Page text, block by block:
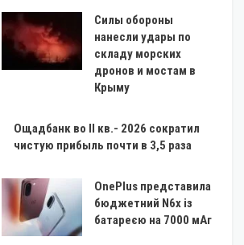
Силы обороны
нанесли удары по
складу морских
дронов и мостам в
Крыму
Ощадбанк во II кв.- 2026 сократил
чистую прибыль почти в 3,5 раза
OnePlus представила
бюджетний N6x із
батареєю на 7000 мАг